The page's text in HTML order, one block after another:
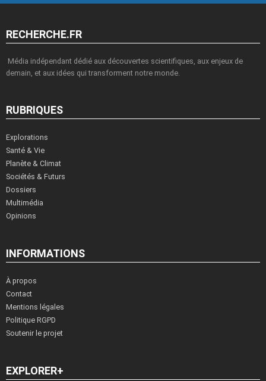
RECHERCHE.FR
Média indépendant dédié aux découvertes scientifiques, aux enjeux de
demain, et aux idées qui transforment notre monde.
RUBRIQUES
Explorations
Santé & Vie
Planète & Climat
Sociétés & Futurs
Dossiers
Multimédia
Opinions
INFORMATIONS
À propos
Contact
Mentions légales
Politique RGPD
Soutenir le projet
EXPLORER+